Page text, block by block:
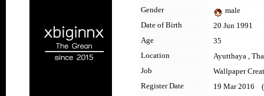
Gender
male
Date of Birth
20 Jun 1991
Age
35
Location
Ayutthaya ,
Job
Wallpaper
Register Date
19 Mar 2016